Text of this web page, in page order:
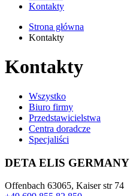
Kontakty
Strona główna
Kontakty
Kontakty
Wszystko
Biuro firmy
Przedstawicielstwa
Centra doradcze
Specjaliści
DETA ELIS GERMANY
Offenbach 63065, Kaiser str 74